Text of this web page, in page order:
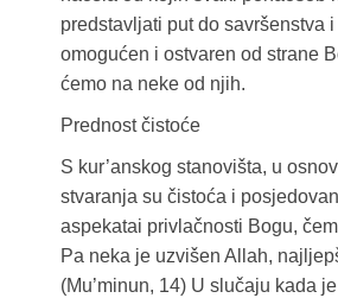
predstavljati put do savršenstva
omogućen i ostvaren od strane
ćemo na neke od njih.
Prednost čistoće
S kur’anskog stanovišta, u
stvaranja su čistoća i
aspekatai privlačnosti Bogu,
Pa neka je uzvišen Allah,
(Mu’minun, 14) U slučaju kada